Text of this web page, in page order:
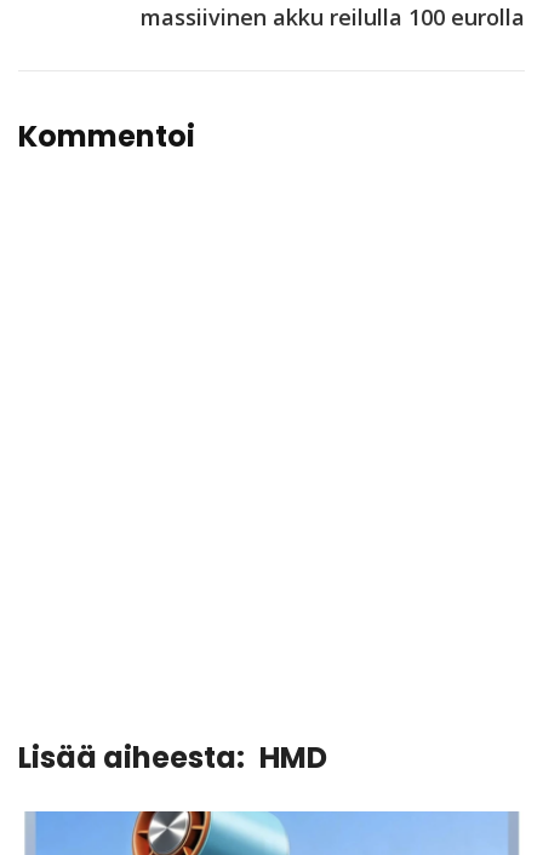
massiivinen akku reilulla 100 eurolla
Kommentoi
Lisää aiheesta: HMD